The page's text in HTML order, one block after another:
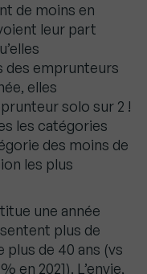
de moins en
leur part
des emprunteurs
elles
solo sur 2 !
les catégories
des moins de
les plus
une année
plus de
de 40 ans (vs
en 2021). L’envie,